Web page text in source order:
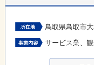
鳥取県鳥取市
サービス業、